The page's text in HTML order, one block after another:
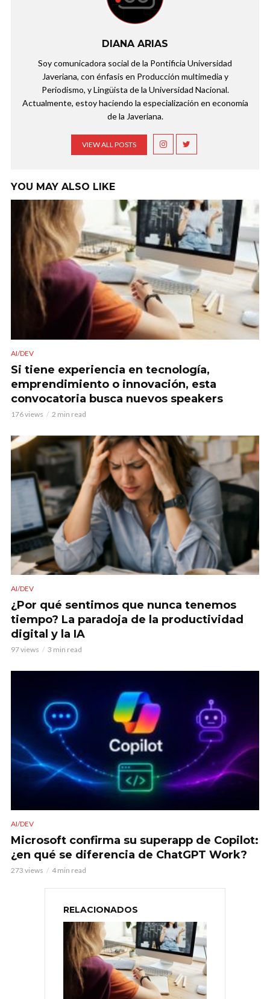
DIANA ARIAS
Soy comunicadora social de la Pontificia Universidad
Javeriana, con énfasis en Producción multimedia y
Periodismo, y Lingüista de la Universidad Nacional.
Actualmente, estoy haciendo la especialización en economía
de la Javeriana.
VIEW ALL POSTS
YOU MAY ALSO LIKE
AI/DEV
Si tiene experiencia en tecnología,
emprendimiento o innovación, esta
convocatoria busca nuevos speakers
176 views 2 min read
AI/DEV
¿Por qué sentimos que nunca tenemos
tiempo? La paradoja de la productividad
digital y la IA
97 views 3 min read
AI/DEV
Microsoft confirma su superapp de Copilot:
¿en qué se diferencia de ChatGPT Work?
273 views 4 min read
RELACIONADOS